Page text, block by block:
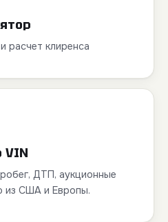
расчет клиренса
VIN
ДТП, аукционные
из США и Европы.